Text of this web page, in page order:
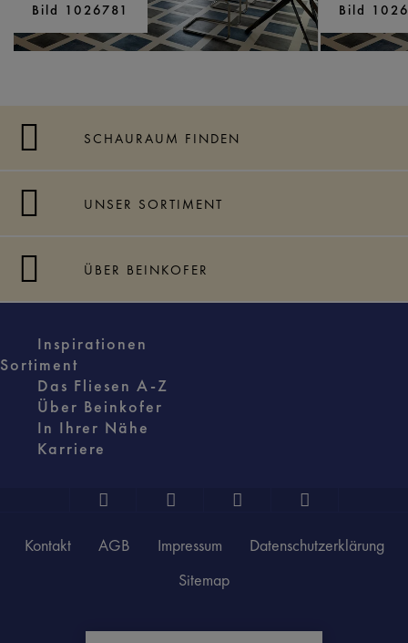
Bild 1026781 Bild
SCHAURAUM FINDEN
UNSER SORTIMENT
ÜBER BEINKOFER
Inspirationen
Sortiment
Das Fliesen A-Z
Über Beinkofer
In Ihrer Nähe
Karriere
Kontakt AGB Impressum
Datenschutzerklärung
Sitemap